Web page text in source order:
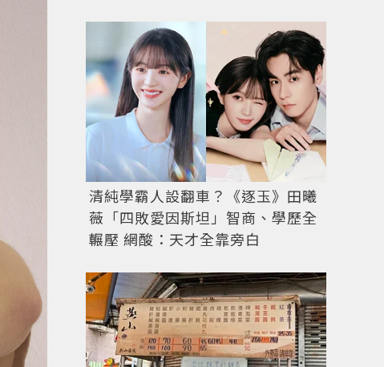
Bee My Love 18K白金鑲鑽手環，41萬5,000元。圖
清純學霸人設翻車？《逐玉》田曦
薇「四敗愛因斯坦」智商、學歷全
輾壓 網酸：天才全靠旁白